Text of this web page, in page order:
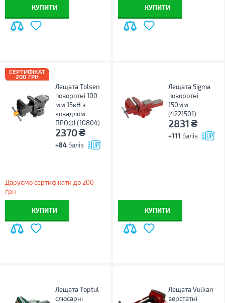
КУПИТИ КУПИТИ
СЕРТИФІКАТ
200 ГРН
Лещата Tolsen
поворотні 100
мм 15кН з
ковадлом
ПРОФІ (10804)
2370₴
+84 балів
Даруємо сертифікати до 200
грн
КУПИТИ
Лещата Sigma
поворотні
150мм
(4221501)
2831₴
+111 балів
КУПИТИ
Лещата Toptul
слюсарні
Лещата Vulkan
верстатні